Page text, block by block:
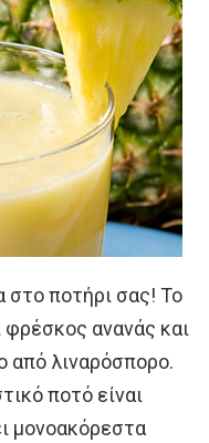
στο ποτήρι σας! Το
φρέσκος ανανάς και
από λιναρόσπορο.
ποτό είναι
μονοακόρεστα